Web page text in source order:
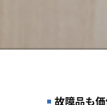
故障品も